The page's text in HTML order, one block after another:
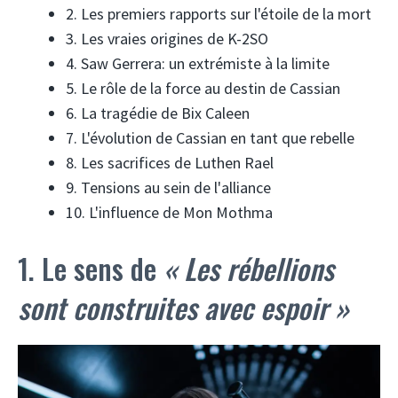
2. Les premiers rapports sur l'étoile de la mort
3. Les vraies origines de K-2SO
4. Saw Gerrera: un extrémiste à la limite
5. Le rôle de la force au destin de Cassian
6. La tragédie de Bix Caleen
7. L'évolution de Cassian en tant que rebelle
8. Les sacrifices de Luthen Rael
9. Tensions au sein de l'alliance
10. L'influence de Mon Mothma
1. Le sens de « Les rébellions
sont construites avec espoir »